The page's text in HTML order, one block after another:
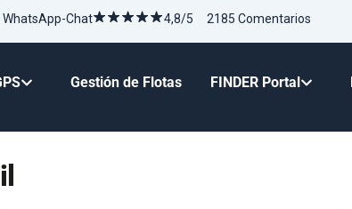
Chat 4,8/5 2185 Comentarios
Gestión de Flotas FINDER Portal